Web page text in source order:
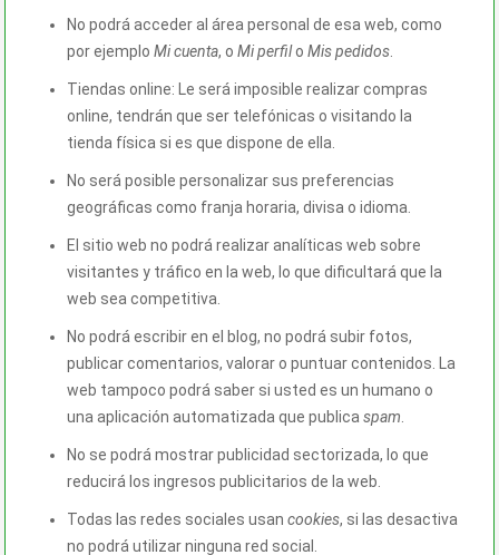
No podrá acceder al área personal de esa web, como
por ejemplo Mi cuenta, o Mi perfilo Mis pedidos
Tiendas online: Le será imposible realizar compras
online, tendrán que ser telefónicas o visitando la
tienda física si es que dispone de ella.
No será posible personalizar sus preferencias
geográficas como franja horaria, divisa o idioma.
El sitio web no podrá realizar analíticas web sobre
visitantes y tráfico en la web, lo que dificultará que la
web sea competitiva.
No podrá escribir en el blog, no podrá subir fotos,
publicar comentarios, valorar o puntuar contenidos. La
web tampoco podrá saber si usted es un humano o
una aplicación automatizada que publica spam
No se podrá mostrar publicidad sectorizada, lo que
reducirá los ingresos publicitarios de la web.
Todas las redes sociales usan cookies, si las desactiva
no podrá utilizar ninguna red social.